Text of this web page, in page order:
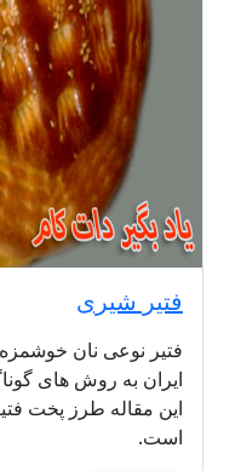
فتیر شیری
فتیر نوعی نان
ایران به روش های
این مقاله طرز پخت
است.